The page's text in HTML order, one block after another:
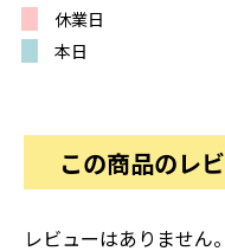
休業日
本日
この商品のレ
レビューはありません。